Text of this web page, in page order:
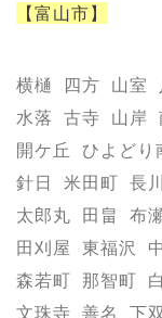
【富山市】
横樋 四方 山室
水落
古寺 山岸
開ケ丘
ひよどり
針日
米田町 長
太郎丸
田畠 布
田刈屋
東福沢
森若町
那智町
文珠寺
善名 下